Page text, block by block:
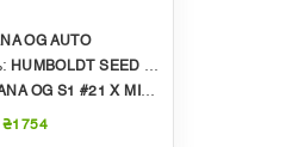
OG AUTO
HUMBOLDT SEED COMPANY
#21 X MINT JELLY AUTO X BANANA OG AUTO BX3
₴1754